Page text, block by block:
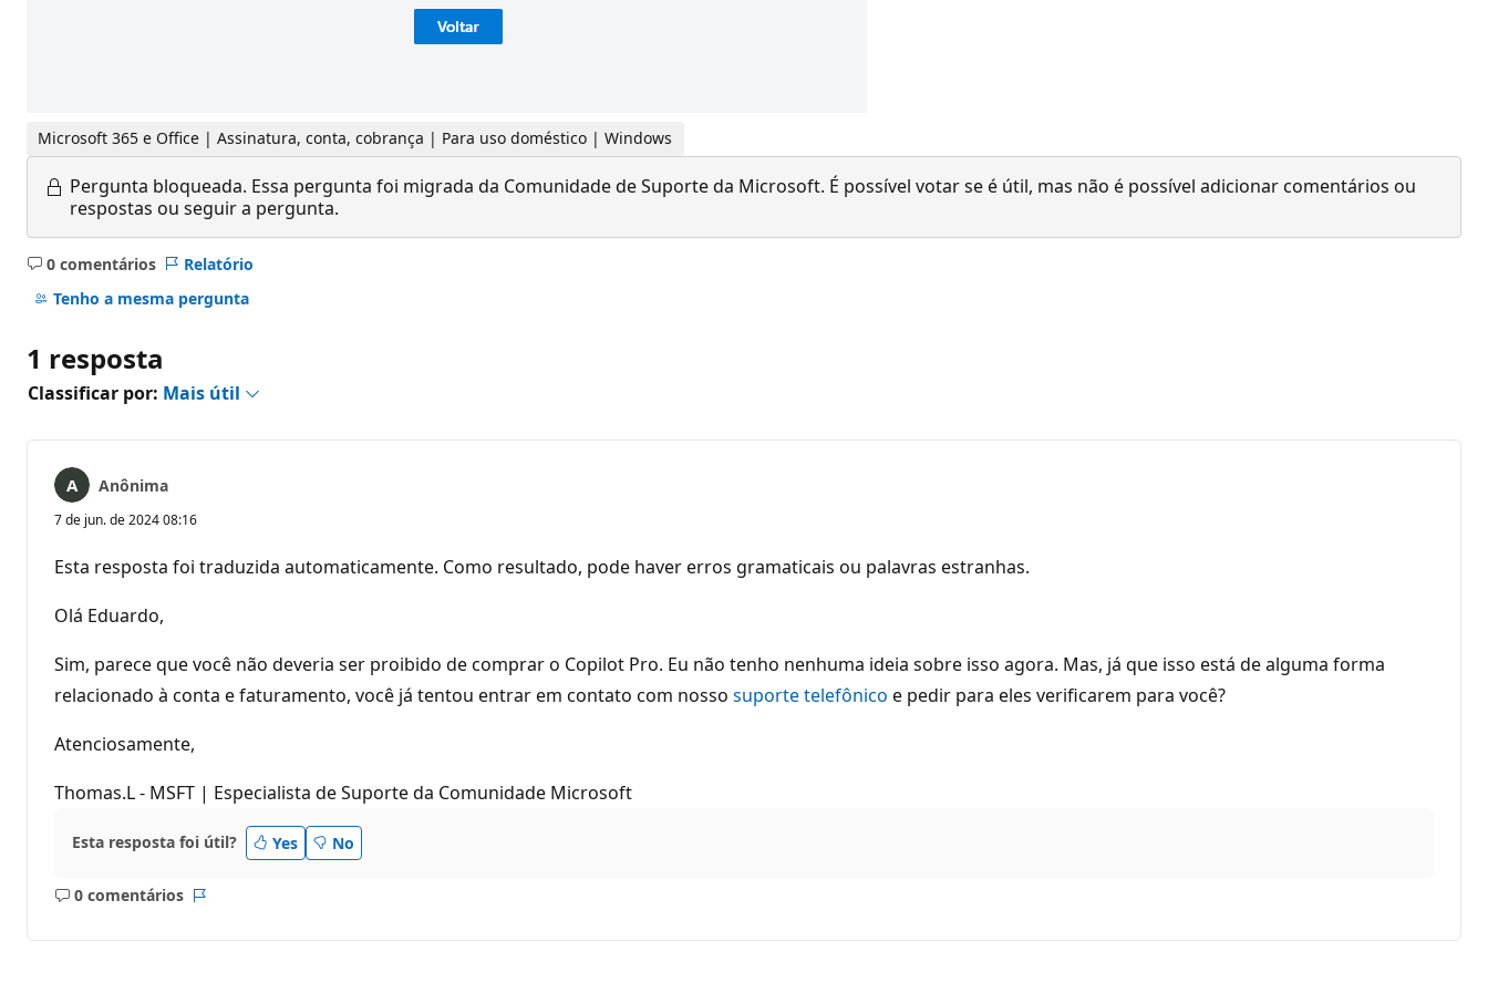
Microsoft 365 e Office | Assinatura, conta, cobrança | Para uso doméstico | Windows
Pergunta bloqueada. Essa pergunta foi migrada da Comunidade de Suporte da Microsoft. É possível votar se é útil, mas não é possível adicionar comentários ou
respostas ou seguir a pergunta.
0 comentários
Sem
comentários
Relatório
Tenho a mesma pergunta
1 resposta
Classificar por: Mais útil
Anônima
7 de jun. de 2024 08:16
Esta resposta foi traduzida automaticamente. Como resultado, pode haver erros gramaticais ou palavras estranhas.
Olá Eduardo,
Sim, parece que você não deveria ser proibido de comprar o Copilot Pro. Eu não tenho nenhuma ideia sobre isso agora. Mas, já que isso está de alguma forma
relacionado à conta e faturamento, você já tentou entrar em contato com nosso suporte telefônico e pedir para eles verificarem para você?
Atenciosamente,
Thomas.L - MSFT | Especialista de Suporte da Comunidade Microsoft
Esta resposta foi útil? Yes No
0 comentários
Sem